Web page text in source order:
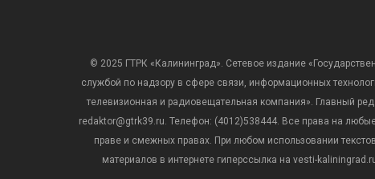
© 2025 ГТРК «Калининград». Сетевое издание
службой по надзору в сфере связи, информационных
телевизионная и радиовещательная компания». Главный
redaktor@gtrk39.ru. Телефон: (4012)538444. Все права на
праве и смежных правах. При любом использовании
материалов в интернете гиперссылка на vesti-